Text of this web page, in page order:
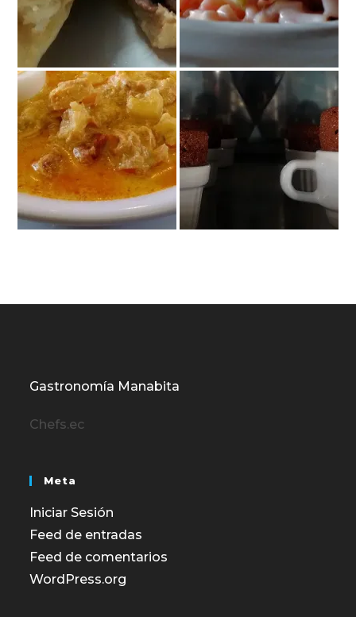
Gastronomía Manabita
Chefs.ec
Meta
Iniciar Sesión
Feed de entradas
Feed de comentarios
WordPress.org